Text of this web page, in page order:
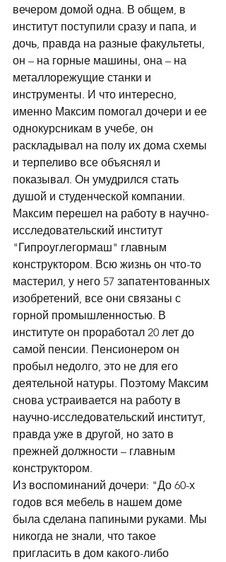
вечером домой одна. В общем, в
институт поступили сразу и папа, и
дочь, правда на разные факультеты,
он – на горные машины, она – на
металлорежущие станки и
инструменты. И что интересно,
именно Максим помогал дочери и ее
однокурсникам в учебе, он
раскладывал на полу их дома схемы
и терпеливо все объяснял и
показывал. Он умудрился стать
душой и студенческой компании.
Максим перешел на работу в научно-
исследовательский институт
"Гипроуглегормаш" главным
конструктором. Всю жизнь он что-то
мастерил, у него 57 запатентованных
изобретений, все они связаны с
горной промышленностью. В
институте он проработал 20 лет до
самой пенсии. Пенсионером он
пробыл недолго, это не для его
деятельной натуры. Поэтому Максим
снова устраивается на работу в
научно-исследовательский институт,
правда уже в другой, но зато в
прежней должности – главным
конструктором.
Из воспоминаний дочери: "До 60-х
годов вся мебель в нашем доме
была сделана папиными руками. Мы
никогда не знали, что такое
пригласить в дом какого-либо